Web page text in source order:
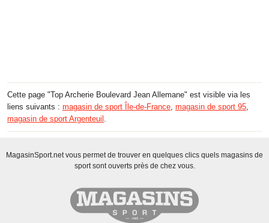
Cette page "Top Archerie Boulevard Jean Allemane" est visible via les
liens suivants : magasin de sport Île-de-France magasin de sport 95
magasin de sport Argenteuil
MagasinSport.net vous permet de trouver en quelques clics quels magasins de
sport sont ouverts près de chez vous.